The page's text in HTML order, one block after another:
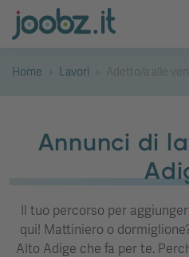
Home Lavori Adetto/a alle
Annunci di
Il tuo percorso per
qui! Mattiniero o
Alto Adige che fa per te.